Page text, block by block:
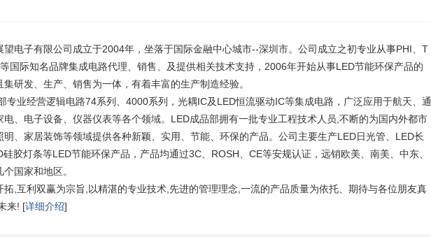
望电子有限公司成立于2004年，坐落于国际金融中心城市--深圳市。公司成立之初专业从事PHI、T
国际知名品牌集成电路代理、销售、及提供相关技术支持，2006年开始从事LED节能环保产品的
集研发、生产、销售为一体，有着丰富的生产制造经验。
专业经营逻辑电路74系列、4000系列，光耦IC及LED恒流驱动IC等集成电路，广泛应用于航天、通
电、电子设备、仪器仪表等各个领域。LED成品部拥有一批专业工程技术人员,不断的为国内外都市
明、家居装饰等领域提供各种新颖、实用、节能、环保的产品。公司主要生产LED日光管、LED长
胶灯条等LED节能环保产品，产品均通过3C、ROSH、CE等安规认证，远销欧美、南美、中东、
国家和地区。
拓,互利双赢为宗旨,以精湛的专业技术,先进的管理理念,一流的产品质量为依托、期待与各位朋友真
来! [详细介绍]